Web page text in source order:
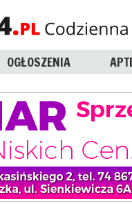
OGŁOSZENIA